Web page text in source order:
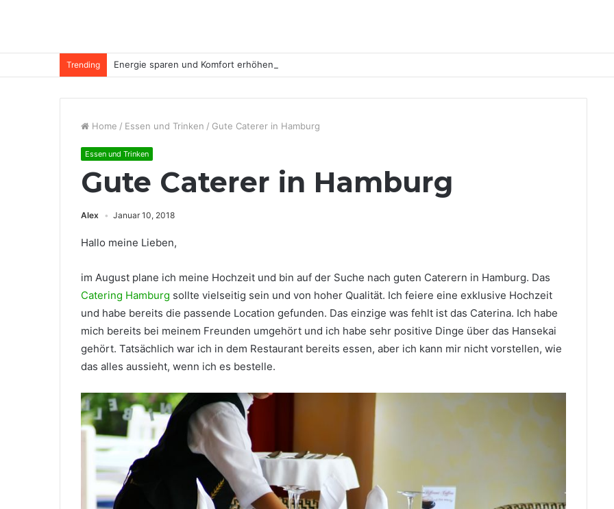
Trending Energie sparen und Komfort erhöhen
Home / Essen und Trinken / Gute Caterer in Hamburg
Essen und Trinken
Gute Caterer in Hamburg
Alex Januar 10, 2018
Hallo meine Lieben,
im August plane ich meine Hochzeit und bin auf der Suche nach guten Caterern in Hamburg. Das
Catering Hamburg sollte vielseitig sein und von hoher Qualität. Ich feiere eine exklusive Hochzeit
und habe bereits die passende Location gefunden. Das einzige was fehlt ist das Caterina. Ich habe
mich bereits bei meinem Freunden umgehört und ich habe sehr positive Dinge über das Hansekai
gehört. Tatsächlich war ich in dem Restaurant bereits essen, aber ich kann mir nicht vorstellen, wie
das alles aussieht, wenn ich es bestelle.